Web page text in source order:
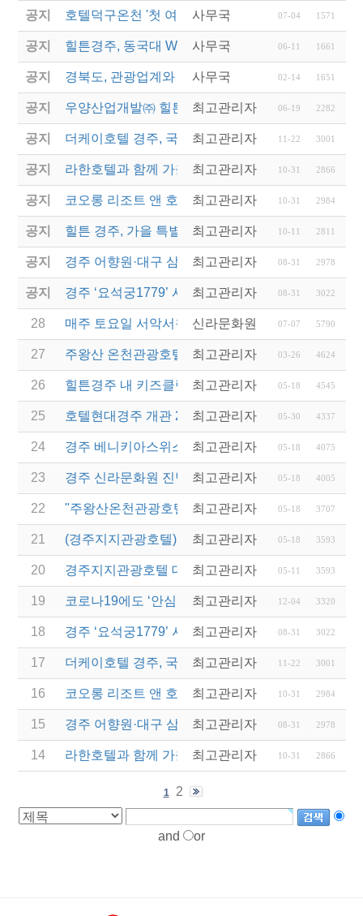
공지 호텔덕구온천 '첫 여성 총지배인' 새 역사를 쓰다
사무국 07-04 1571
공지 힐튼경주, 동국대 WISE캠퍼스에 12년째 장학금 전
사무국 06-11 1661
공지 경북도, 관광업계와 협력해 지역경제 재도약 나선다
사무국 02-14 1651
공지 우양산업개발㈜ 힐튼경주, 동국대 호텔관광외식경
최고관리자 06-19 2282
공지 더케이호텔 경주, 국내 첫 '반려동물 친화호텔' 탈바
최고관리자 11-22 3001
공지 라한호텔과 함께 가을정취 물씬나는 '추캉스' 떠나자
최고관리자 10-31 2866
공지 코오롱 리조트 앤 호텔, '컬처 위드 코오롱' 패키지
최고관리자 10-31 2984
공지 힐튼 경주, 가을 특별 기획 'IT'S AUTUMN' 프로…
최고관리자 10-11 2811
공지 경주 어향원·대구 삼송빵집... 백년가게·백년소공인
최고관리자 08-31 2978
공지 경주 ‘요석궁1779’ 시절식 반상...2023 우수문화상
최고관리자 08-31 3022
28 매주 토요일 서악서원 고택음악회(무료)
신라문화원 07-07 5790
27 주왕산 온천관광호텔 김재원 총지배인-청송 홍보대
최고관리자 03-26 4624
26 힐튼경주 내 키즈클럽 안녕경주야
최고관리자 05-18 4545
25 호텔현대경주 개관 25주년 기념 이벤트
최고관리자 05-30 4337
24 경주 베니키아스위스로젠호텔 올해 우수 베니키아
최고관리자 05-18 4075
23 경주 신라문화원 진병길 원장 문화유산보호 봉사활
최고관리자 05-18 4005
22 "주왕산온천관광호텔 청송 관광명소로!"(최초게시
최고관리자 05-18 3707
21 (경주지지관광호텔)경매전문업체 지지옥션, 호텔업
최고관리자 05-18 3593
20 경주지지관광호텔 대박! "황리단길" 패키지
최고관리자 05-11 3593
19 코로나19에도 ‘안심’하고 갈 수 있는 ‘주왕산온천관
최고관리자 12-04 3320
18 경주 ‘요석궁1779’ 시절식 반상...2023 우수문화상
최고관리자 08-31 3022
17 더케이호텔 경주, 국내 첫 '반려동물 친화호텔' 탈바
최고관리자 11-22 3001
16 코오롱 리조트 앤 호텔, '컬처 위드 코오롱' 패키지
최고관리자 10-31 2984
15 경주 어향원·대구 삼송빵집... 백년가게·백년소공인
최고관리자 08-31 2978
14 라한호텔과 함께 가을정취 물씬나는 '추캉스' 떠나자
최고관리자 10-31 2866
1 2
and or